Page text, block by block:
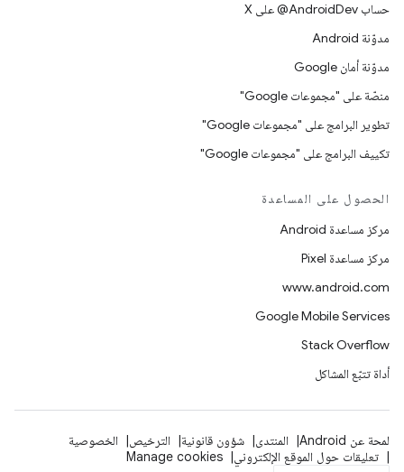
حساب ‎@AndroidDev على X
مدوّنة Android
مدوّنة أمان Google
منصّة على "مجموعات Google"
تطوير البرامج على "مجموعات Google"
تكييف البرامج على "مجموعات Google"
الحصول على المساعدة
مركز مساعدة Android
مركز مساعدة Pixel
www.android.com
Google Mobile Services
Stack Overflow
أداة تتبّع المشاكل
لمحة عن Android المنتدى شؤون قانونية الترخيص
الخصوصية
تعليقات حول الموقع الإلكتروني
Manage cookies